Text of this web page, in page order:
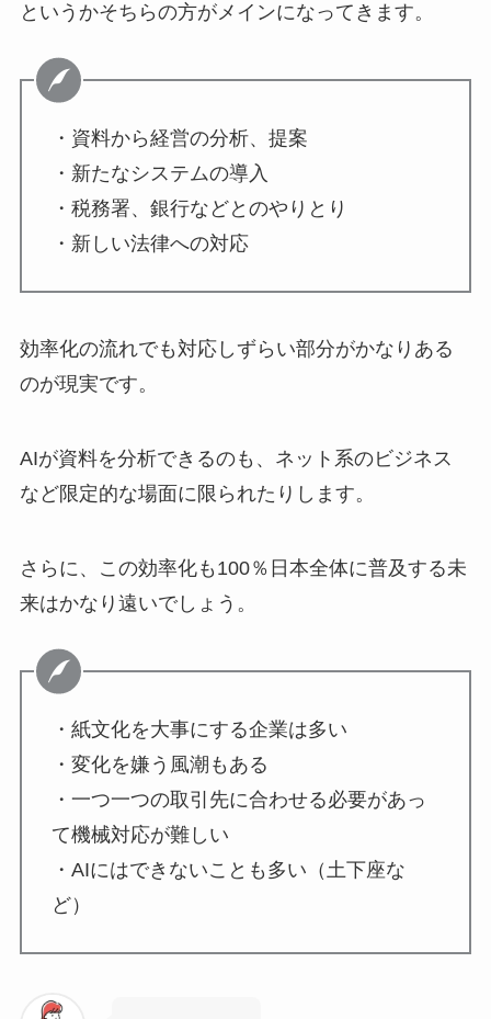
というかそちらの方がメインになってきます。
・資料から経営の分析、提案
・新たなシステムの導入
・税務署、銀行などとのやりとり
・新しい法律への対応
効率化の流れでも対応しずらい部分がかなりある
のが現実です。
AIが資料を分析できるのも、ネット系のビジネス
など限定的な場面に限られたりします。
さらに、この効率化も100％日本全体に普及する未
来はかなり遠いでしょう。
・紙文化を大事にする企業は多い
・変化を嫌う風潮もある
・一つ一つの取引先に合わせる必要があっ
て機械対応が難しい
・AIにはできないことも多い（土下座な
ど）